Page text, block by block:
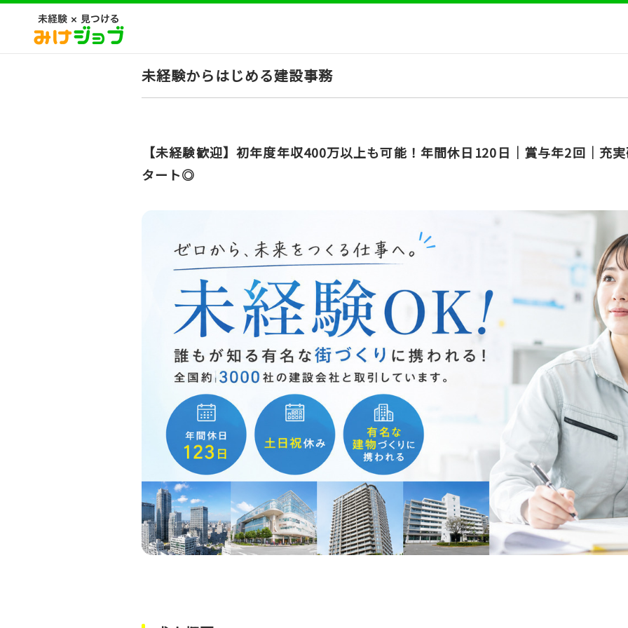
未経験からはじめる建設事務
【未経験歓迎】初年度年収400万以上も可能！年間休日120日│賞与年2回│充
タート◎